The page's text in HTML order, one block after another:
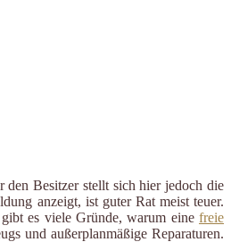
Besitzer stellt sich hier jedoch die
anzeigt, ist guter Rat meist teuer.
es viele Gründe, warum eine freie
und außerplanmäßige Reparaturen.